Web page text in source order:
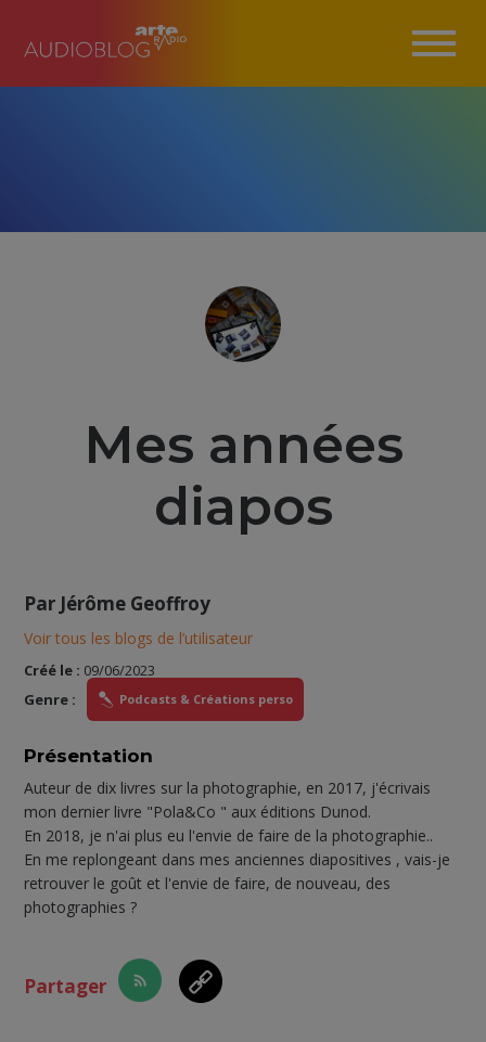
Mes années
diapos
Par Jérôme Geoffroy
Voir tous les blogs de l’utilisateur
Créé le : 09/06/2023
Genre :
Podcasts & Créations perso
Présentation
Auteur de dix livres sur la photographie, en 2017, j'écrivais
mon dernier livre "Pola&Co " aux éditions Dunod.
En 2018, je n'ai plus eu l'envie de faire de la photographie..
En me replongeant dans mes anciennes diapositives , vais-je
retrouver le goût et l'envie de faire, de nouveau, des
photographies ?
Partager